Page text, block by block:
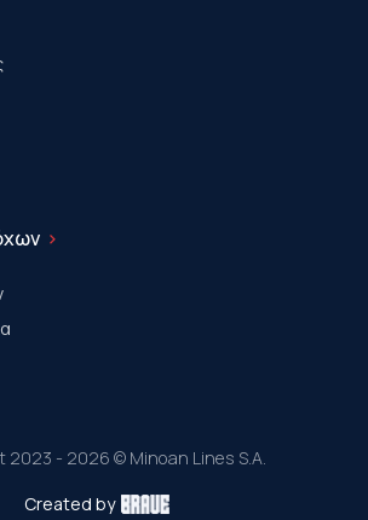
2023 - 2026 © Minoan Lines S.A.
Created by